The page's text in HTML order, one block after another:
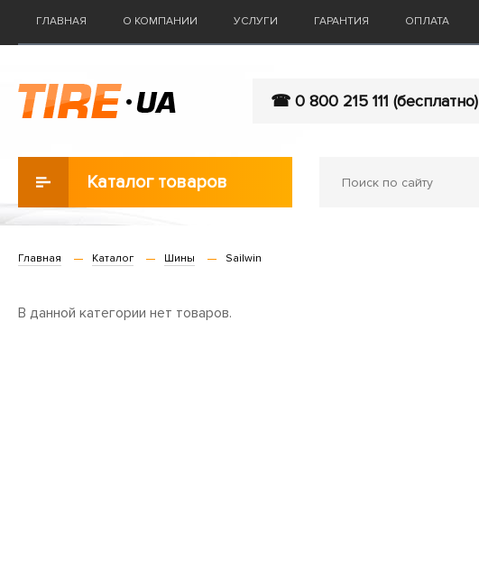
ГЛАВНАЯ О КОМПАНИИ УСЛУГИ ГАРАНТИЯ ОПЛАТА
☎ 0 800 215 111 (бесплатно)
Каталог товаров
Главная Каталог Шины Sailwin
В данной категории нет товаров.